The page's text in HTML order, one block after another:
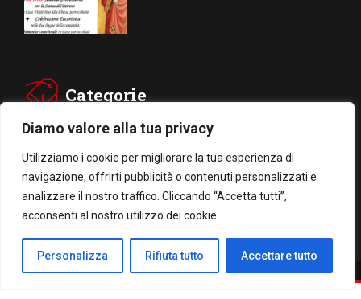
Diamo valore alla tua privacy
Utilizziamo i cookie per migliorare la tua esperienza di
navigazione, offrirti pubblicità o contenuti personalizzati e
analizzare il nostro traffico. Cliccando “Accetta tutti”,
acconsenti al nostro utilizzo dei cookie.
Personalizza Rifiuta tutto Accettare tutto
Categorie
CARITÁ GIUBILEO
CULTURA MEDIA